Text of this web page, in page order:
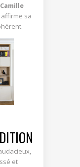
Camille
affirme sa
et